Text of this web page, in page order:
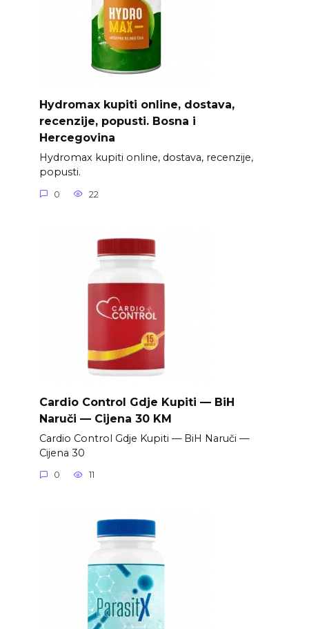
Hydromax kupiti online, dostava,
recenzije, popusti. Bosna i
Hercegovina
Hydromax kupiti online, dostava, recenzije,
popusti.
0 22
Cardio Control Gdje Kupiti — BiH
Naruči — Cijena 30 KM
Cardio Control Gdje Kupiti — BiH Naruči —
Cijena 30
0 11